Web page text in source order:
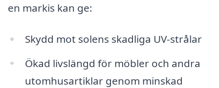
en markis kan ge:
Skydd mot solens skadliga UV-strålar
Ökad livslängd för möbler och andra
utomhusartiklar genom minskad